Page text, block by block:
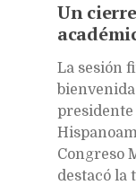
Un
La sesión
bienvenida
presidente
Congreso
destacó la